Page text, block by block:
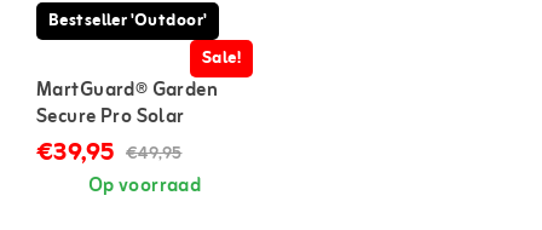
Bestseller 'Outdoor'
Sale!
MartGuard® Garden
Secure Pro Solar
marterverjager voor
buiten
€39,95 €49,95
Op voorraad